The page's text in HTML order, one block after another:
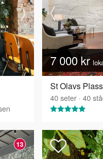
7 000 kr
St Olavs
40seter · 40
13